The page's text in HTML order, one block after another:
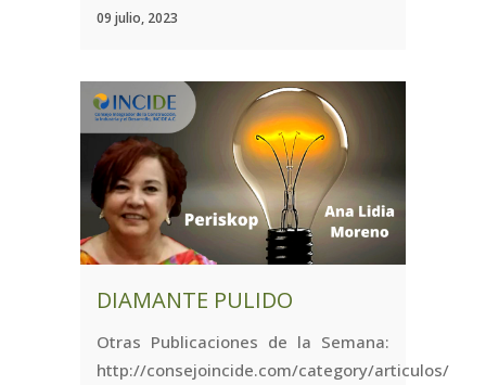
09 julio, 2023
DIAMANTE PULIDO
Otras Publicaciones de la Semana:
http://consejoincide.com/category/articulos/